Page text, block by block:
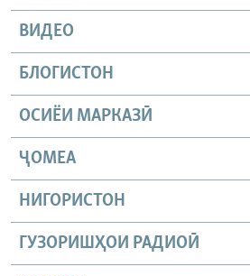
ВИДЕО
БЛОГИСТОН
ОСИЁИ МАРКАЗӢ
ҶОМEА
НИГОРИСТОН
ГУЗОРИШҲОИ РАДИОӢ